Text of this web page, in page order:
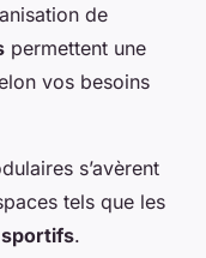
de
permettent une
vos besoins
s’avèrent
tels que les
.